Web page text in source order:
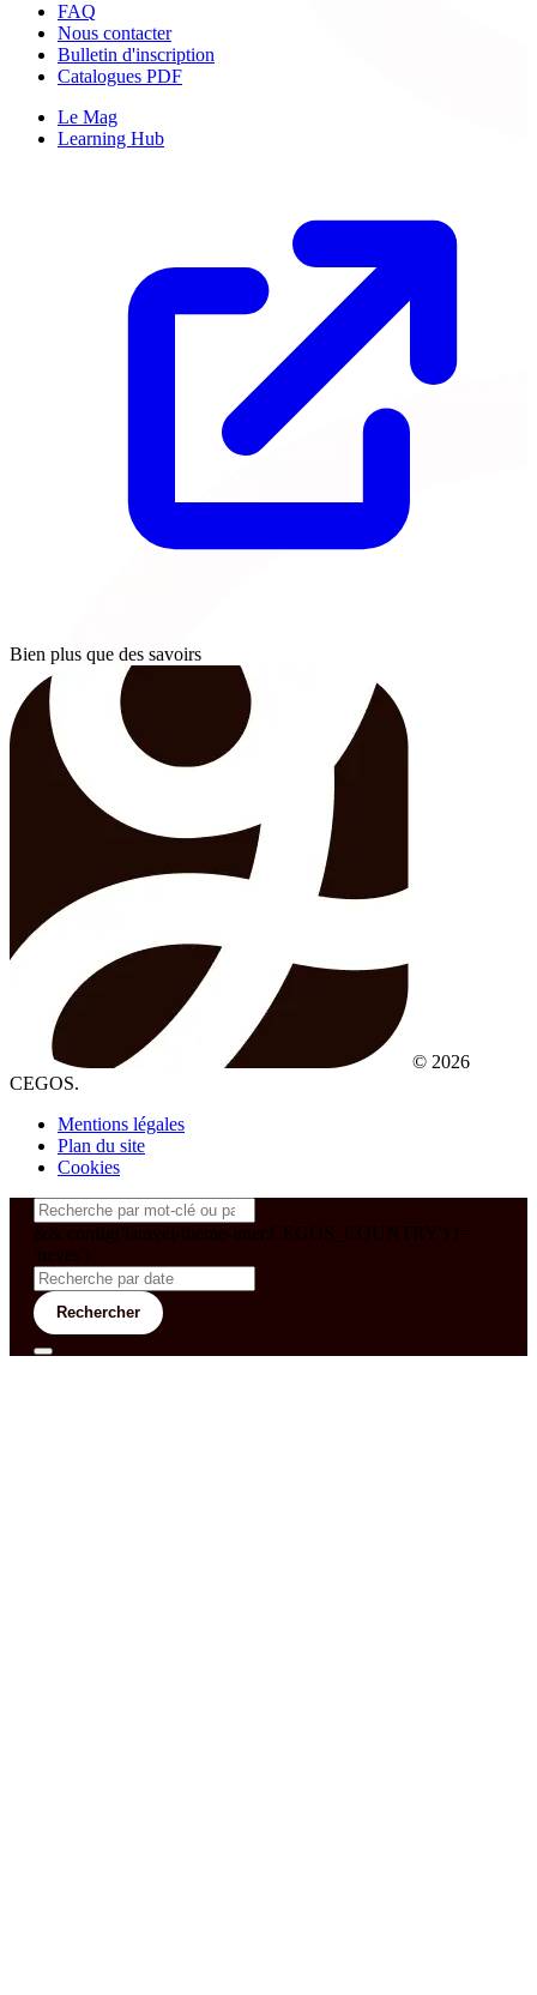
FAQ
Nous contacter
Bulletin d'inscription
Catalogues PDF
Le Mag
Learning Hub
Bien plus que des savoirs
© 2026
CEGOS.
Mentions légales
Plan du site
Cookies
&& config('laravel-theme-inter.CEGOS_COUNTRY') !=
'neves')
Rechercher